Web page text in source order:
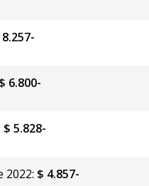
$ 6.800-
$ 5.828-
2022: $ 4.857-